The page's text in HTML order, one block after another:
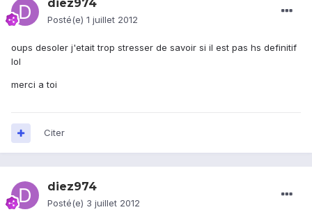
diez974
Posté(e) 1 juillet 2012
oups desoler j'etait trop stresser de savoir si il est pas hs definitif
lol
merci a toi
Citer
diez974
Posté(e) 3 juillet 2012